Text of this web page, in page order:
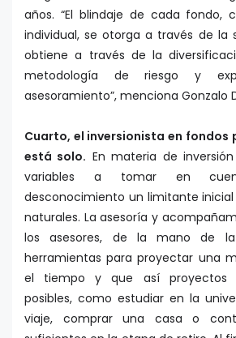
años. “El blindaje de cada fondo,
individual, se otorga a través de la
obtiene a través de la
metodología de riesgo y
asesoramiento”, menciona Gonzalo
Cuarto, el inversionista en fondos
está solo. En materia de
variables a tomar en
desconocimiento un limitante inicial
naturales. La asesoría y
los asesores, de la mano de
herramientas para proyectar una
el tiempo y que así proyectos
posibles, como estudiar en la
viaje, comprar una casa o